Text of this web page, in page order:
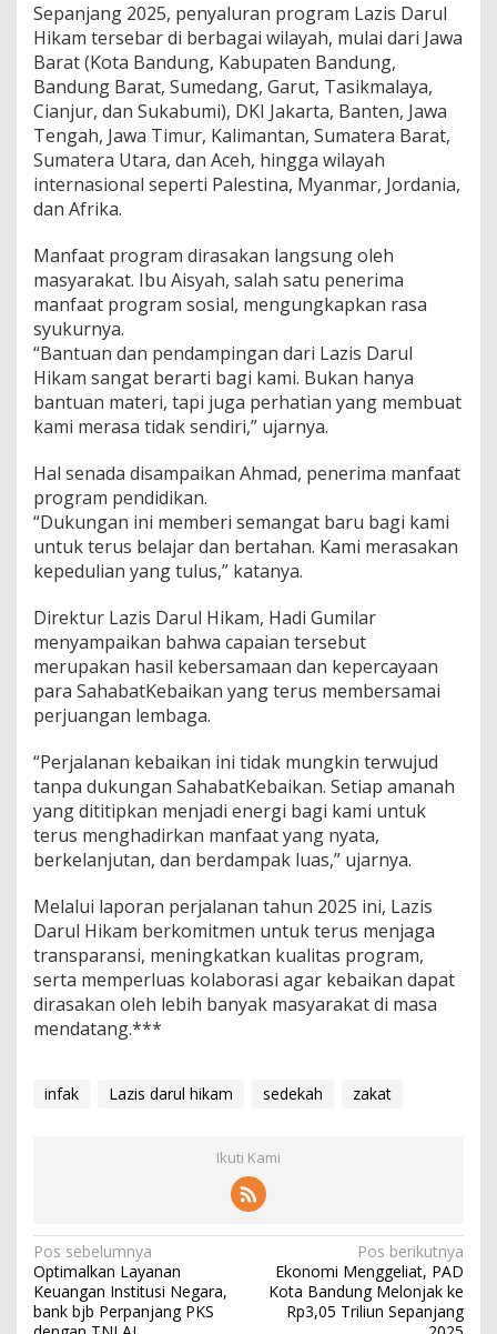
Sepanjang 2025, penyaluran program Lazis Darul
Hikam tersebar di berbagai wilayah, mulai dari Jawa
Barat (Kota Bandung, Kabupaten Bandung,
Bandung Barat, Sumedang, Garut, Tasikmalaya,
Cianjur, dan Sukabumi), DKI Jakarta, Banten, Jawa
Tengah, Jawa Timur, Kalimantan, Sumatera Barat,
Sumatera Utara, dan Aceh, hingga wilayah
internasional seperti Palestina, Myanmar, Jordania,
dan Afrika.
Manfaat program dirasakan langsung oleh
masyarakat. Ibu Aisyah, salah satu penerima
manfaat program sosial, mengungkapkan rasa
syukurnya.
“Bantuan dan pendampingan dari Lazis Darul
Hikam sangat berarti bagi kami. Bukan hanya
bantuan materi, tapi juga perhatian yang membuat
kami merasa tidak sendiri,” ujarnya.
Hal senada disampaikan Ahmad, penerima manfaat
program pendidikan.
“Dukungan ini memberi semangat baru bagi kami
untuk terus belajar dan bertahan. Kami merasakan
kepedulian yang tulus,” katanya.
Direktur Lazis Darul Hikam, Hadi Gumilar
menyampaikan bahwa capaian tersebut
merupakan hasil kebersamaan dan kepercayaan
para SahabatKebaikan yang terus membersamai
perjuangan lembaga.
“Perjalanan kebaikan ini tidak mungkin terwujud
tanpa dukungan SahabatKebaikan. Setiap amanah
yang dititipkan menjadi energi bagi kami untuk
terus menghadirkan manfaat yang nyata,
berkelanjutan, dan berdampak luas,” ujarnya.
Melalui laporan perjalanan tahun 2025 ini, Lazis
Darul Hikam berkomitmen untuk terus menjaga
transparansi, meningkatkan kualitas program,
serta memperluas kolaborasi agar kebaikan dapat
dirasakan oleh lebih banyak masyarakat di masa
mendatang.***
infak Lazis darul hikam sedekah zakat
Ikuti Kami
N
a
v
Pos sebelumnya
Optimalkan Layanan
Keuangan Institusi Negara,
bank bjb Perpanjang PKS
Pos berikutnya
Ekonomi Menggeliat, PAD
Kota Bandung Melonjak ke
Rp3,05 Triliun Sepanjang